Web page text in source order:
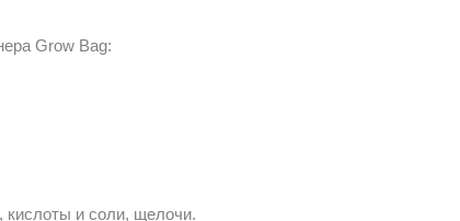
Grow Bag:
кислоты и соли, щелочи.